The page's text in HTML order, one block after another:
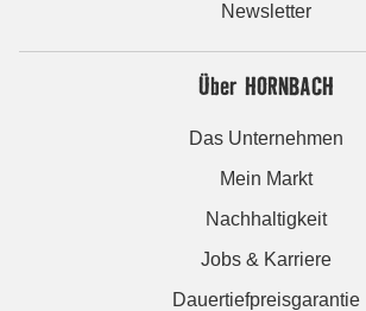
Newsletter
Über HORNBACH
Das Unternehmen
Mein Markt
Nachhaltigkeit
Jobs & Karriere
Dauertiefpreisgarantie